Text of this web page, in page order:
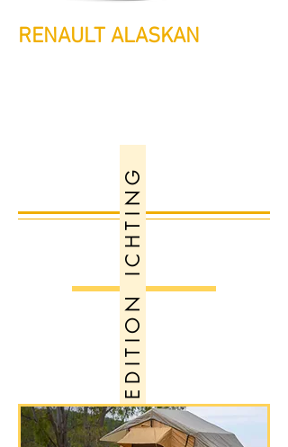
RENAULT ALASKAN
jouw Alaskan
V E R L I C H T I N G
E X P E D I T I O N